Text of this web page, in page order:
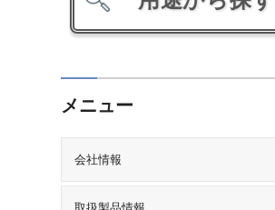
メニュー
会社情報
取扱製品情報